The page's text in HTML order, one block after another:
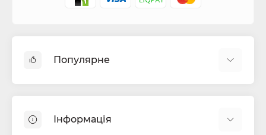
Популярне
Бонги
Інформація